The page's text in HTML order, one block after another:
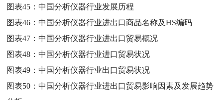
图表45：中国分析仪器行业发展历程
图表46：中国分析仪器行业进出口商品名称及HS编码
图表47：中国分析仪器行业进出口贸易概况
图表48：中国分析仪器行业进口贸易状况
图表49：中国分析仪器行业出口贸易状况
图表50：中国分析仪器行业进出口贸易影响因素及发展趋势